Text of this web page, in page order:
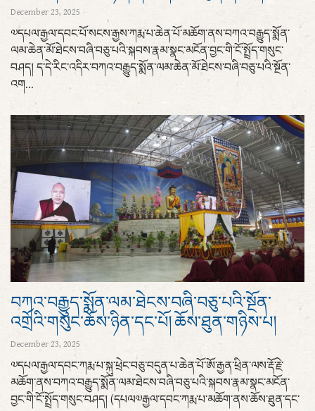
December 23, 2025
༧དཔལ་རྒྱལ་དབང་པོ་སངས་རྒྱས་ཀརྨ་པ་ཆེན་པོ་མཆོག་ནས་བཀའ་བརྒྱུད་སྨོན་
ལམ་ཆེན་མོ་ཐེངས་བཞི་བཅུ་པའི་སྐབས་རྣམ་སྣང་མངོན་བྱང་གི་ངོ་སྤྲོད་གསུང་
བཤད། ད་དེ་རིང་འདིར་བཀའ་བརྒྱུད་སྨོན་ལམ་ཆེན་མོ་ཐེངས་བཞི་བཅུ་པའི་སྔོན་
འག...
བཀའ་བརྒྱུད་སྨོན་ལམ་ཐེངས་བཞི་བཅུ་པའི་སྔོན་
འགྲོའི་གསུང་ཆོས་ཉིན་དང་པོ། ཆོས་ཐུན་གཉིས་པ།
December 23, 2025
༧དཔལ་རྒྱལ་དབང་ཀརྨ་པ་སྐུ་ཕྲེང་བཅུ་བདུན་པ་ཆེན་པོ་ཨོ་རྒྱན་ཕྲིན་ལས་རྡོ་རྗེ་
མཆོག་ནས་བཀའ་བརྒྱུད་སྨོན་ལམ་ཐེངས་བཞི་བཅུ་པའི་སྐབས་རྣམ་སྣང་མངོན་
བྱང་གི་ངོ་སྤྲོད་གསུང་བཤད། (དཔལ༧རྒྱལ་དབང་ཀརྨ་པ་མཆོག་ནས་ཆོས་ཐུན་དང་